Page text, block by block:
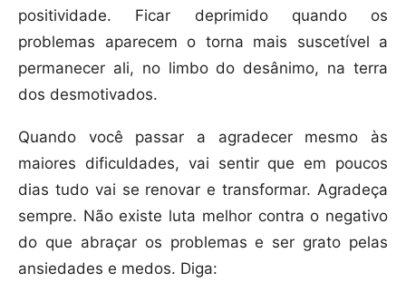
positividade. Ficar deprimido quando os
problemas aparecem o torna mais suscetível a
permanecer ali, no limbo do desânimo, na terra
dos desmotivados.
Quando você passar a agradecer mesmo às
maiores dificuldades, vai sentir que em poucos
dias tudo vai se renovar e transformar. Agradeça
sempre. Não existe luta melhor contra o negativo
do que abraçar os problemas e ser grato pelas
ansiedades e medos. Diga: